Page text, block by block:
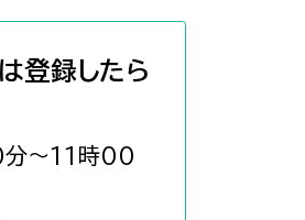
登録したら
～11時00